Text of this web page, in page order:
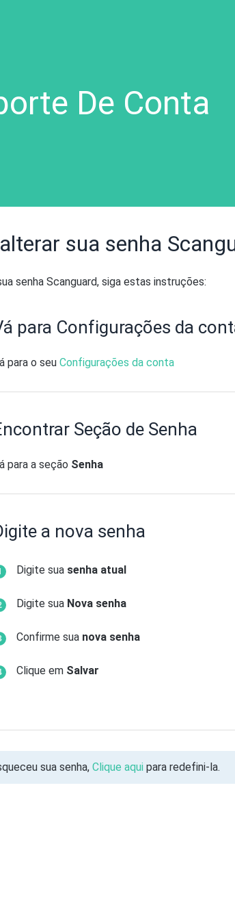
De Conta
sua senha
senha Scanguard, siga estas instruções:
para Configurações da
para o seuConfigurações da conta
Seção de Senha
para a seção Senha
a nova senha
Digite sua senha atual
Digite sua Nova senha
Confirme sua nova senha
Clique em Salvar
sua senha,Clique aqui para redefini-la.